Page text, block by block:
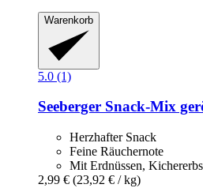
Warenkorb
5.0 (1)
Seeberger Snack-​Mix
Herzhafter Snack
Feine Räuchernote
Mit Erdnüssen,
2,99 € (23,92 € / kg)